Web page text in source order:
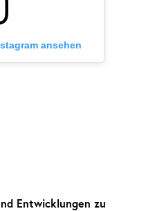
ansehen
Entwicklungen zu